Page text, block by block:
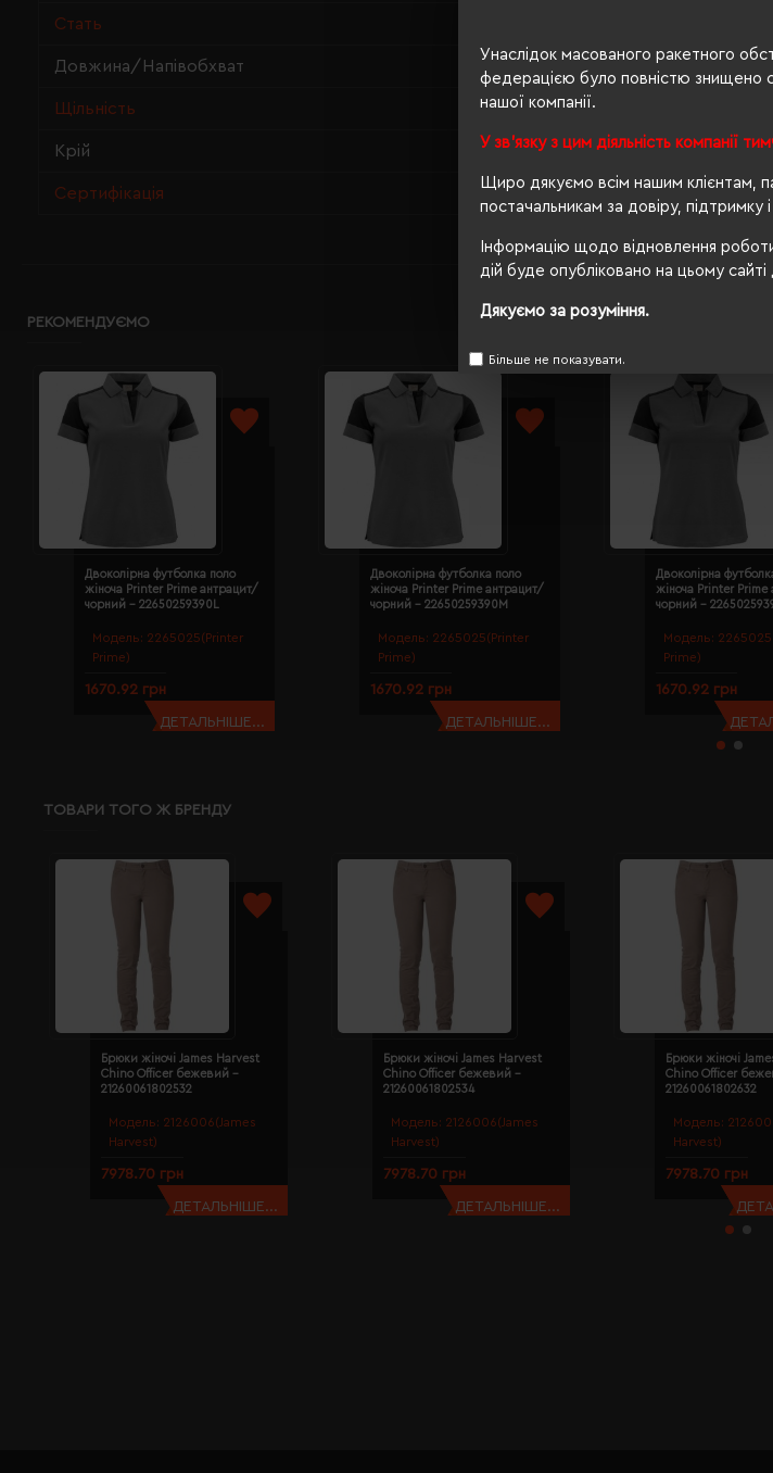
Унаслідок масованого ракетного
федерацією було повністю знищено
нашої компанії.
У зв'язку з цим діяльність компанії
Щиро дякуємо всім нашим клієнтам,
постачальникам за довіру, підтримку
Інформацію щодо відновлення
дій буде опубліковано на цьому
Дякуємо за розуміння.
Більше не показувати.
Стать
Довжина/Напівобхват 78,5/
Щільність
Крій
Сертифікація
РЕКОМЕНДУЄМО
Модель: 2265025(Printer
Prime)
Двоколірна футболка поло
жіноча Printer Prime антрацит/
чорний - 22650259390L
1670.92 грн
ДЕТАЛЬНІШЕ...
Модель: 2265025(Printer
Prime)
Двоколірна футболка поло
жіноча Printer Prime антрацит/
чорний - 22650259390M
1670.92 грн
ДЕТАЛЬНІШЕ...
Модель:
Prime)
Двоколірна
жіноча Printer Prime
чорний -
1670.92 грн
ТОВАРИ ТОГО Ж БРЕНДУ
Модель: 2126006(James
Harvest)
Брюки жіночі James Harvest
Chino Officer бежевий -
21260061802532
7978.70 грн
ДЕТАЛЬНІШЕ...
Модель: 2126006(James
Harvest)
Брюки жіночі James Harvest
Chino Officer бежевий -
21260061802534
7978.70 грн
ДЕТАЛЬНІШЕ...
Модель:
Harvest)
Брюки жіночі
Chino Officer
21260061802632
7978.70 грн